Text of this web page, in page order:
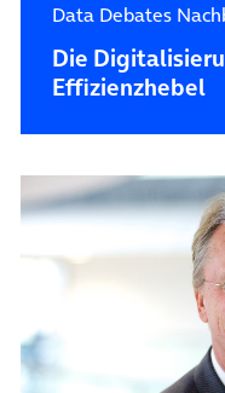
Data Debates
Die
Effizienzhebel